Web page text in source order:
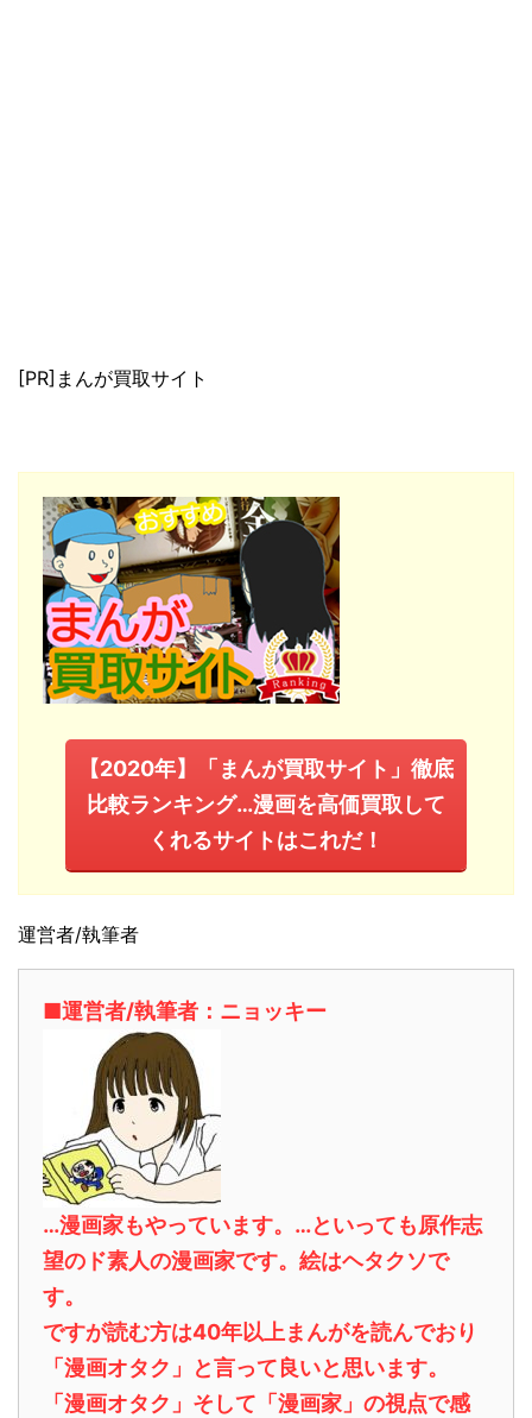
[PR]まんが買取サイト
【2020年】「まんが買取サイト」徹底
比較ランキング…漫画を高価買取して
くれるサイトはこれだ！
運営者/執筆者
■運営者/執筆者：ニョッキー
…漫画家もやっています。…といっても原作志
望のド素人の漫画家です。絵はヘタクソで
す。
ですが読む方は40年以上まんがを読んでおり
「漫画オタク」と言って良いと思います。
「漫画オタク」そして「漫画家」の視点で感